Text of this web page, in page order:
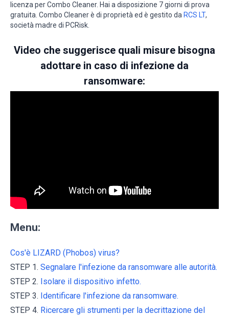
licenza per Combo Cleaner. Hai a disposizione 7 giorni di prova
gratuita. Combo Cleaner è di proprietà ed è gestito da RCS LT,
società madre di PCRisk.
Video che suggerisce quali misure bisogna
adottare in caso di infezione da
ransomware:
Menu:
Cos'è LIZARD (Phobos) virus?
STEP 1. Segnalare l'infezione da ransomware alle autorità.
STEP 2. Isolare il dispositivo infetto.
STEP 3. Identificare l'infezione da ransomware.
STEP 4. Ricercare gli strumenti per la decrittazione del